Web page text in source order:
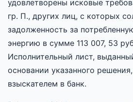
удовлетворены исковые
гр. П., других лиц, с которых
задолженность за
энергию в сумме 113 007, 53
Исполнительный лист,
основании указанного
взыскателем в банк.